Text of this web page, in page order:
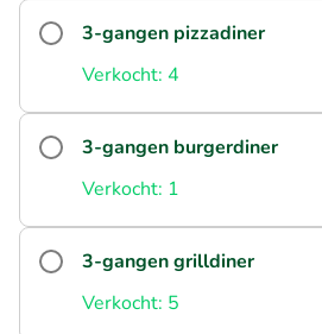
3-gangen pizzadiner
Verkocht: 4
3-gangen burgerdiner
Verkocht: 1
3-gangen grilldiner
Verkocht: 5